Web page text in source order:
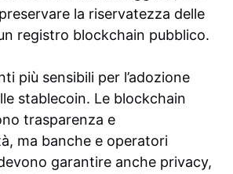
la riservatezza delle
registro blockchain pubblico.
più sensibili per l’adozione
stablecoin. Le blockchain
trasparenza e
ma banche e operatori
garantire anche privacy,